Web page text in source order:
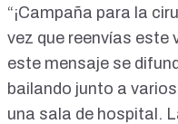
“¡Campaña para la
vez que reenvías este
este mensaje se
bailando junto a
una sala de hospital.